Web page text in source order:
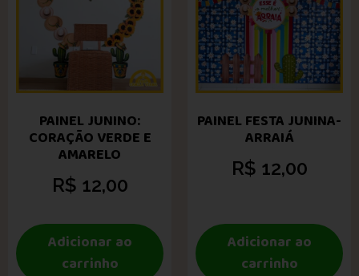
PAINEL JUNINO:
CORAÇÃO VERDE E
AMARELO
R$ 12,00
Adicionar ao
carrinho
PAINEL FESTA JUNINA-
ARRAIÁ
R$ 12,00
Adicionar ao
carrinho